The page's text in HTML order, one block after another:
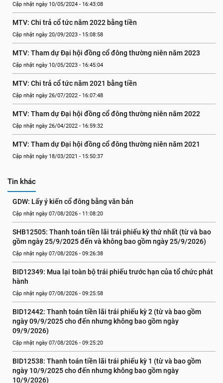
Cập nhật ngày 10/05/2024 - 16:43:08
MTV: Chi trả cổ tức năm 2022 bằng tiền
Cập nhật ngày 20/09/2023 - 15:08:58
MTV: Tham dự Đại hội đồng cổ đông thường niên năm 2023
Cập nhật ngày 10/05/2023 - 16:45:04
MTV: Chi trả cổ tức năm 2021 bằng tiền
Cập nhật ngày 26/07/2022 - 16:07:48
MTV: Tham dự Đại hội đồng cổ đông thường niên năm 2022
Cập nhật ngày 26/04/2022 - 16:59:32
MTV: Tham dự Đại hội đồng cổ đông thường niên năm 2021
Cập nhật ngày 18/03/2021 - 15:50:37
Tin khác
GDW: Lấy ý kiến cổ đông bằng văn bản
Cập nhật ngày 07/08/2026 - 11:08:20
SHB12505: Thanh toán tiền lãi trái phiếu kỳ thứ nhất (từ và bao
gồm ngày 25/9/2025 đến và không bao gồm ngày 25/9/2026)
Cập nhật ngày 07/08/2026 - 09:26:38
BID12349: Mua lại toàn bộ trái phiếu trước hạn của tổ chức phát
hành
Cập nhật ngày 07/08/2026 - 09:25:58
BID12442: Thanh toán tiền lãi trái phiếu kỳ 2 (từ và bao gồm
ngày 09/9/2025 cho đến nhưng không bao gồm ngày
09/9/2026)
Cập nhật ngày 07/08/2026 - 09:25:20
BID12538: Thanh toán tiền lãi trái phiếu kỳ 1 (từ và bao gồm
ngày 10/9/2025 cho đến nhưng không bao gồm ngày
10/9/2026)